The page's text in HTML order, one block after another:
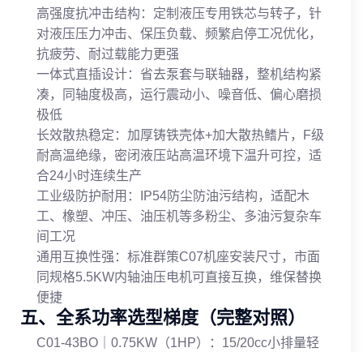
高强度抗冲击结构：定制液压专用铁芯与转子，针
对液压压力冲击、保压负载、频繁启停工况优化，
抗疲劳、耐过载能力更强
一体式直插设计：省去泵套与联轴器，整机结构紧
凑，同轴度极高，运行震动小、噪音低、偏心磨损
极低
长效散热稳定：加厚铸铁壳体+加大散热鳍片，F级
耐高温绝缘，密闭液压站高温环境下温升可控，适
合24小时连续生产
工业级防护耐用：IP54防尘防油污结构，适配木
工、橡塑、冲压、油压机等多粉尘、多油污复杂车
间工况
通用互换性强：标准群策C07机座安装尺寸，市面
同规格5.5KW内轴油压电机可直接互换，维保替换
便捷
五、全系功率选型梯度（完整对照）
C01-43BO｜0.75KW（1HP）：15/20cc小排量轻